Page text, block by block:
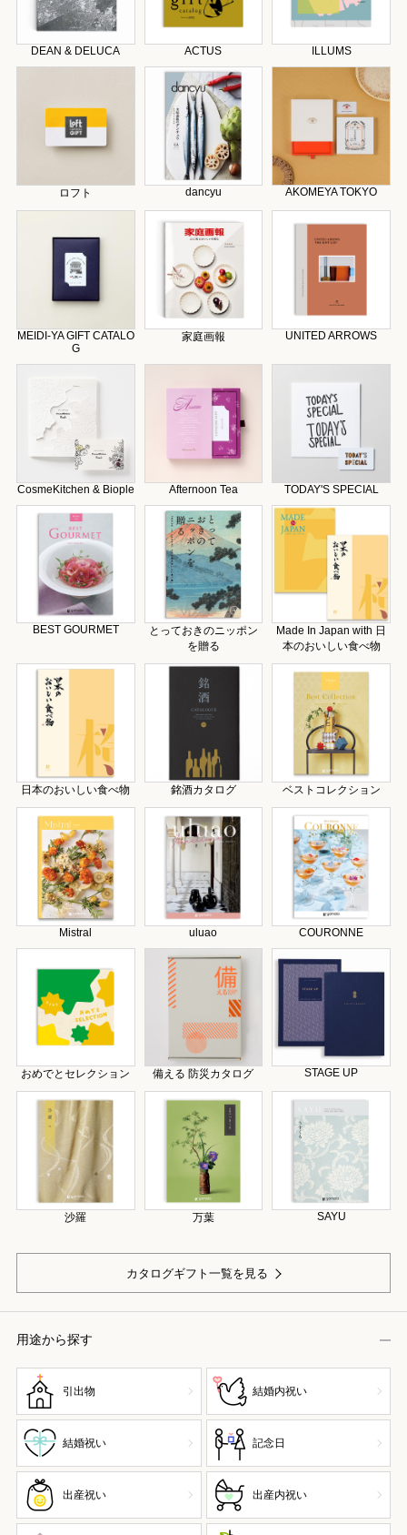
DEAN & DELUCA ACTUS ILLUMS
ロフト dancyu AKOMEYA TOKYO
MEIDI-YA GIFT CATALO
G
家庭画報 UNITED ARROWS
CosmeKitchen & Biople Afternoon Tea TODAY'S SPECIAL
BEST GOURMET
とっておきのニッポン
を贈る
Made In Japan with 日
本のおいしい食べ物
日本のおいしい食べ物 銘酒カタログ ベストコレクション
Mistral uluao COURONNE
おめでとセレクション 備える 防災カタログ STAGE UP
沙羅 万葉 SAYU
カタログギフト一覧を見る
用途から探す
引出物 結婚内祝い
結婚祝い 記念日
出産祝い 出産内祝い